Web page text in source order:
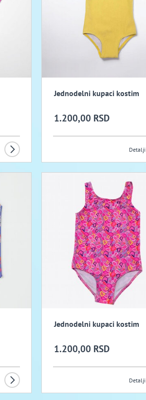
Jednodelni kupaci kostim
1.200,00 RSD
Detalji
Jednodelni kupaci kostim
1.200,00 RSD
Detalji